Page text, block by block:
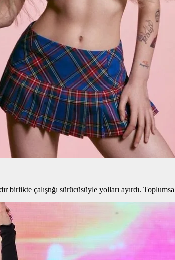
çalıştığı sürücüsüyle yolları ayırdı.